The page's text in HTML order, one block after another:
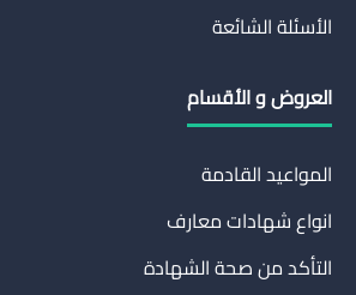
الأسئلة الشائعة
العروض و الأقسام
المواعيد القادمة
انواع شهادات معارف
التأكد من صحة الشهادة